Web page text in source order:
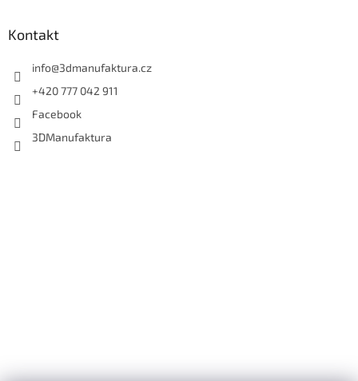
Kontakt
info@3dmanufaktura.cz
+420 777 042 911
Facebook
3DManufaktura